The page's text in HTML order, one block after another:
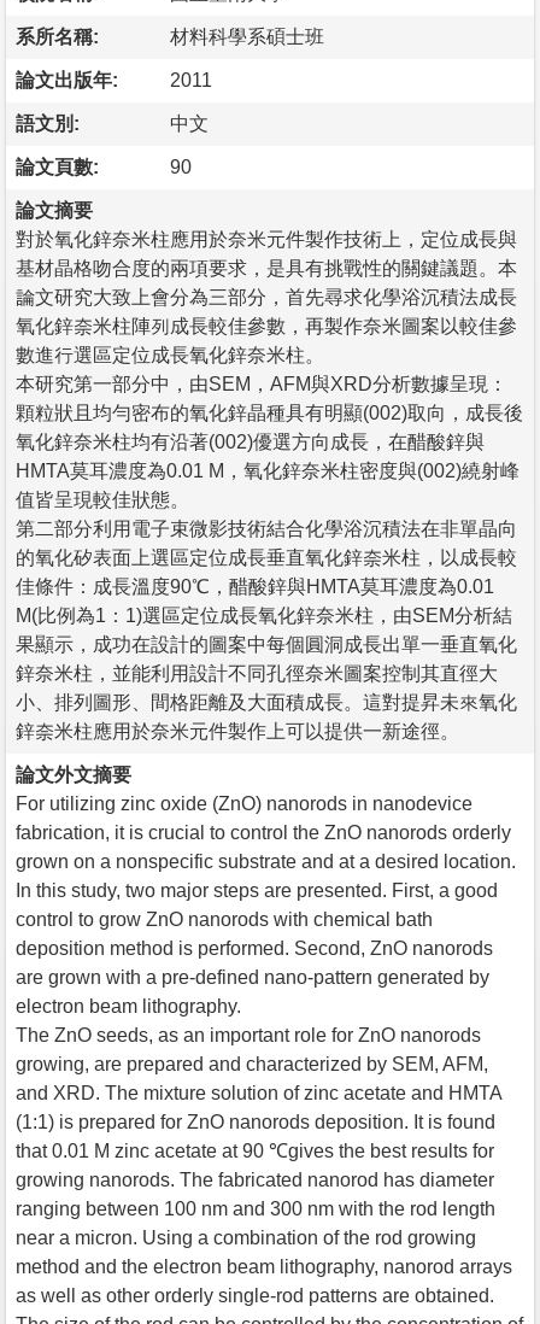
系所名稱: 材料科學系碩士班
論文出版年: 2011
語文別: 中文
論文頁數: 90
論文摘要
對於氧化鋅奈米柱應用於奈米元件製作技術上，定位成長與
基材晶格吻合度的兩項要求，是具有挑戰性的關鍵議題。本
論文研究大致上會分為三部分，首先尋求化學浴沉積法成長
氧化鋅奈米柱陣列成長較佳參數，再製作奈米圖案以較佳參
數進行選區定位成長氧化鋅奈米柱。
本研究第一部分中，由SEM，AFM與XRD分析數據呈現：
顆粒狀且均勻密布的氧化鋅晶種具有明顯(002)取向，成長後
氧化鋅奈米柱均有沿著(002)優選方向成長，在醋酸鋅與
HMTA莫耳濃度為0.01 M，氧化鋅奈米柱密度與(002)繞射峰
值皆呈現較佳狀態。
第二部分利用電子束微影技術結合化學浴沉積法在非單晶向
的氧化矽表面上選區定位成長垂直氧化鋅奈米柱，以成長較
佳條件：成長溫度90℃，醋酸鋅與HMTA莫耳濃度為0.01
M(比例為1：1)選區定位成長氧化鋅奈米柱，由SEM分析結
果顯示，成功在設計的圖案中每個圓洞成長出單一垂直氧化
鋅奈米柱，並能利用設計不同孔徑奈米圖案控制其直徑大
小、排列圖形、間格距離及大面積成長。這對提昇未來氧化
鋅奈米柱應用於奈米元件製作上可以提供一新途徑。
論文外文摘要
For utilizing zinc oxide (ZnO) nanorods in nanodevice
fabrication, it is crucial to control the ZnO nanorods orderly
grown on a nonspecific substrate and at a desired location.
In this study, two major steps are presented. First, a good
control to grow ZnO nanorods with chemical bath
deposition method is performed. Second, ZnO nanorods
are grown with a pre-defined nano-pattern generated by
electron beam lithography.
The ZnO seeds, as an important role for ZnO nanorods
growing, are prepared and characterized by SEM, AFM,
and XRD. The mixture solution of zinc acetate and HMTA
(1:1) is prepared for ZnO nanorods deposition. It is found
that 0.01 M zinc acetate at 90 ℃gives the best results for
growing nanorods. The fabricated nanorod has diameter
ranging between 100 nm and 300 nm with the rod length
near a micron. Using a combination of the rod growing
method and the electron beam lithography, nanorod arrays
as well as other orderly single-rod patterns are obtained.